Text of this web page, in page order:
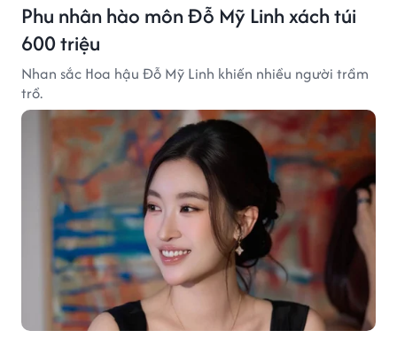
Phu nhân hào môn Đỗ Mỹ Linh xách túi
600 triệu
Nhan sắc Hoa hậu Đỗ Mỹ Linh khiến nhiều người trầm
trồ.